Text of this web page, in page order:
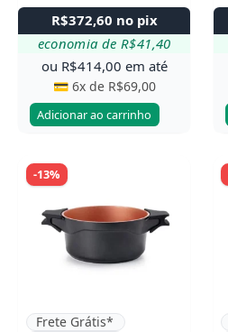
R$372,60 no pix
economia de R$41,40
ou R$414,00 em até
💳 6x de R$69,00
Adicionar ao carrinho
-13%
Frete Grátis*